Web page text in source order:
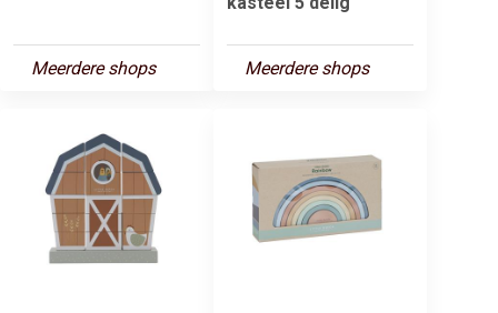
Meerdere shops Meerdere shops